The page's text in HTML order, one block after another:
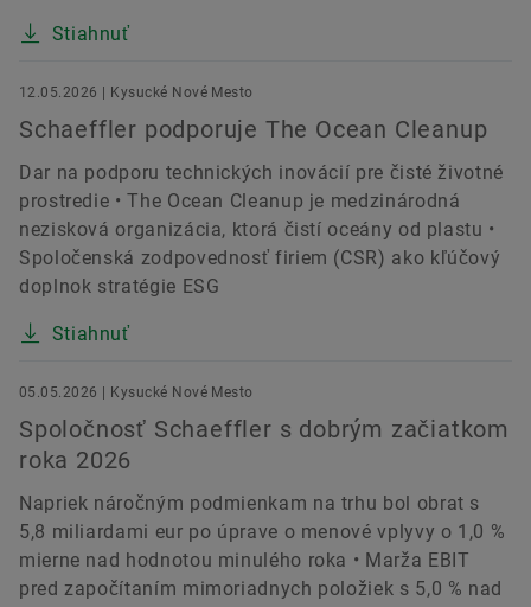
Stiahnuť
12.05.2026 | Kysucké Nové Mesto
Schaeffler podporuje The Ocean Cleanup
Dar na podporu technických inovácií pre čisté životné
prostredie • The Ocean Cleanup je medzinárodná
nezisková organizácia, ktorá čistí oceány od plastu •
Spoločenská zodpovednosť firiem (CSR) ako kľúčový
doplnok stratégie ESG
Stiahnuť
05.05.2026 | Kysucké Nové Mesto
Spoločnosť Schaeffler s dobrým začiatkom
roka 2026
Napriek náročným podmienkam na trhu bol obrat s
5,8 miliardami eur po úprave o menové vplyvy o 1,0 %
mierne nad hodnotou minulého roka • Marža EBIT
pred započítaním mimoriadnych položiek s 5,0 % nad